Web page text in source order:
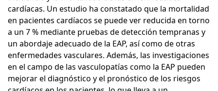
cardíacas. Un estudio ha constatado que la mortalidad
en pacientes cardíacos se puede ver reducida en torno
a un 7 % mediante pruebas de detección tempranas y
un abordaje adecuado de la EAP, así como de otras
enfermedades vasculares. Además, las investigaciones
en el campo de las vasculopatías como la EAP pueden
mejorar el diagnóstico y el pronóstico de los riesgos